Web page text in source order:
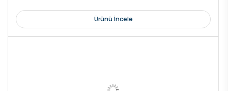
Ürünü İncele